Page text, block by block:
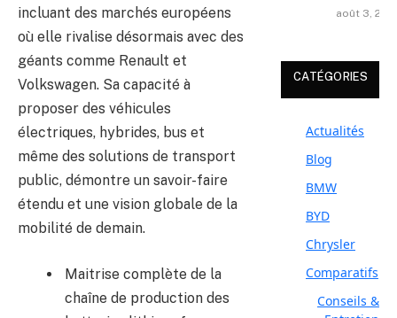
incluant des marchés européens
où elle rivalise désormais avec des
géants comme Renault et
Volkswagen. Sa capacité à
proposer des véhicules
électriques, hybrides, bus et
même des solutions de transport
public, démontre un savoir-faire
étendu et une vision globale de la
mobilité de demain.
Maitrise complète de la
chaîne de production des
août 3,
CATÉGORIES
Actualités
Blog
BMW
BYD
Chrysler
Comparatifs
Conseils &